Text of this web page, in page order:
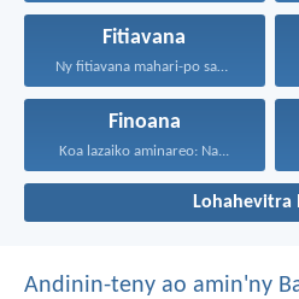
Fitiavana
Ny fitiavana mahari-po sady...
Finoana
Koa lazaiko aminareo: Na...
Lohahevitra
Andinin-teny ao amin'ny